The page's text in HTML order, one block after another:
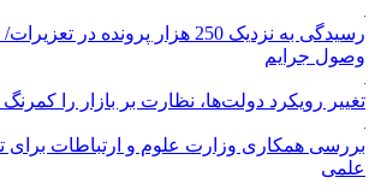
وصول جرایم
تغییر رویکرد دولت‌ها، نظارت بر بازار را
بررسی همکاری وزارت علوم و ارتباطات برای
علمی